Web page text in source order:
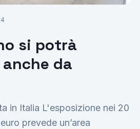
si potrà
da
in Italia L'esposizione nei 20
prevede un’area